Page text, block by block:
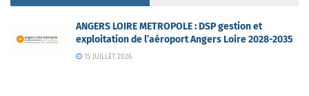
ANGERS LOIRE METROPOLE : DSP gestion et
exploitation de l’aéroport Angers Loire 2028-2035
15 JUILLET 2026